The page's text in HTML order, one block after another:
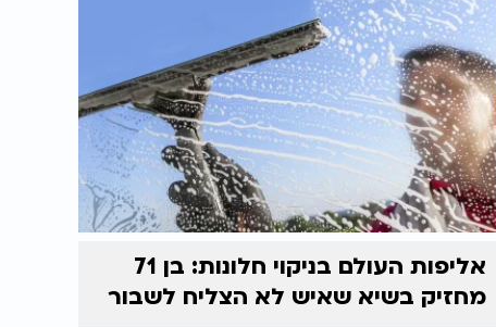
אליפות העולם בניקוי חלונות: בן 71
מחזיק בשיא שאיש לא הצליח לשבור